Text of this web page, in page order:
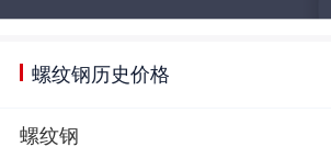
螺纹钢历史价格
螺纹钢